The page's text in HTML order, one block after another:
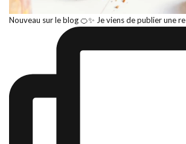
Nouveau sur le blog 🍊✨ Je viens de publier une re